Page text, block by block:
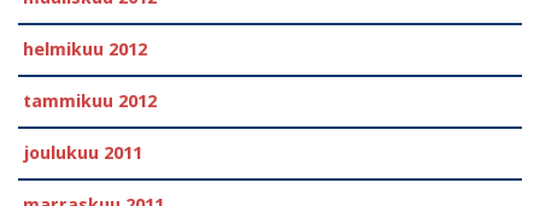
helmikuu 2012
tammikuu 2012
joulukuu 2011